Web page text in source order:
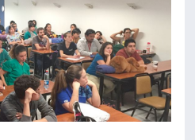
VETERINARIOS